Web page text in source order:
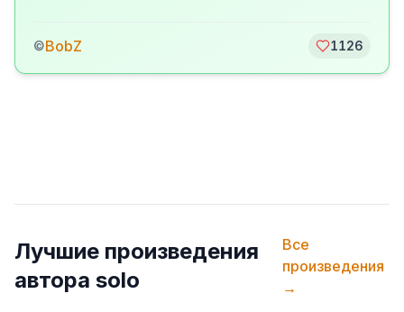
©BobZ 1126
Лучшие произведения
автора solo
Все
произведения
→